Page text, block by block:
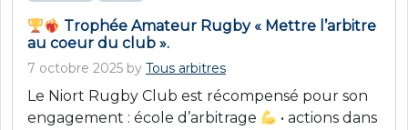
Trophée Amateur Rugby « Mettre l’arbitre
au coeur du club ».
7 octobre 2025 by Tous arbitres
Le Niort Rugby Club est récompensé pour son
engagement : école d’arbitrage
• actions dans